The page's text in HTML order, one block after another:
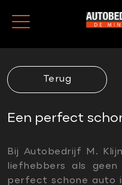
Terug
Een perfect
Bij Autobedrijf M.
liefhebbers als
perfect schone auto